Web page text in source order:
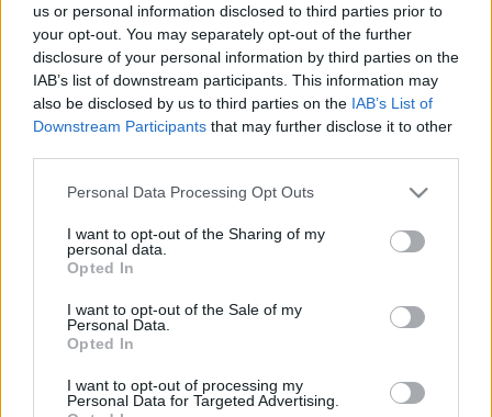
us or personal information disclosed to third parties prior to
your opt-out. You may separately opt-out of the further
disclosure of your personal information by third parties on the
IAB’s list of downstream participants. This information may
also be disclosed by us to third parties on the IAB’s List of
Downstream Participants that may further disclose it to other
Please note that this website/app uses one or more Google
not limited to your visit or usage behaviour. You may click to
grant or deny consent to Google and its third-party tags to
use your data for below specified purposes in below Google
consent section.
Personal Data Processing Opt Outs
I want to opt-out of the Sharing of my
personal data.
Opted In
I want to opt-out of the Sale of my
Personal Data.
Opted In
I want to opt-out of processing my
Personal Data for Targeted Advertising.
2025. október. 03. 11:21
Nagyszentjános külterületén a Budapest felé vezető oldalon
egy sávon halad a forgalom.
8 KILOMÉTERES DUGÓ VAN AZ M1-ES
AUTÓPÁLYÁN LÉBÉNYNÉL
4 MÉTER MÉLY ÁROKBA ZUHANT BICIKLIJÉVEL,
BELEHALT SÉRÜLÉSEIBE A KŐSZEGI TANÁRNŐ
2025. augusztus. 01. 15:35
A Királyvölgyi úton történt a tragédia.
KINT FELEJTETTE A DARUT, MEGRONGÁLTA A
VASÚTI ÁTJÁRÓT EGY TEHERAUTÓSOFŐR EGY
SOPRON MELLETTI TELEPÜLÉSEN
2025. május. 27. 09:09
A figyelmetlenség egy év letöltendő szabadságvesztést is